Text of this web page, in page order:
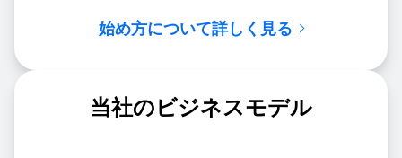
始め方について詳しく見る
当社のビジネスモデル